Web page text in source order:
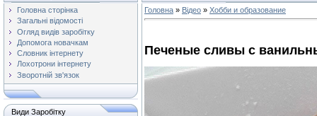
Головна сторінка
Загальні відомості
Огляд видів заробітку
Допомога новачкам
Словник інтернету
Лохотрони інтернету
Зворотній зв'язок
Види Заробітку
Головна » Відео » Хобби и образование
Печеные сливы с